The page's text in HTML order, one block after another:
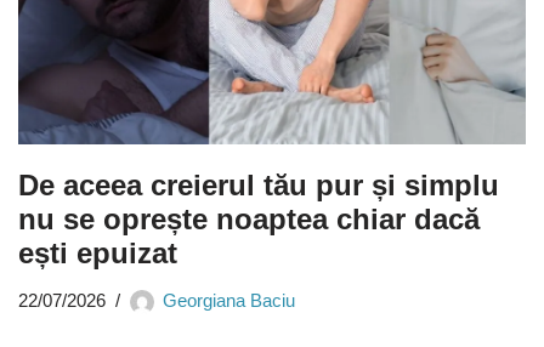
De aceea creierul tău pur și simplu
nu se oprește noaptea chiar dacă
ești epuizat
22/07/2026 Georgiana Baciu